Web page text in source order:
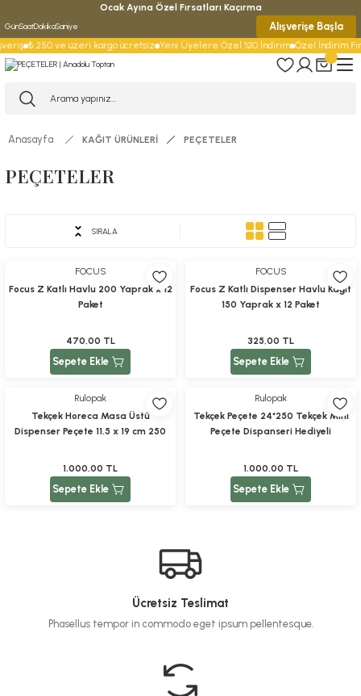
Ocak Ayına Özel Fırsatları Kaçırma
GünSaatDakikaSaniye Alışverişe Başla
₺ 250 ve üzeri kargo ücretsiz Yeni Üyelere Özel %10 İndirim Özel İndirim
Anasayfa KAĞIT ÜRÜNLERİ PEÇETELER
PEÇETELER
SIRALA
FOCUS
Focus Z Katlı Havlu 200 Yaprak x 12
Paket
470,00 TL
Sepete Ekle
FOCUS
Focus Z Katlı Dispenser Havlu Kağıt
150 Yaprak x 12 Paket
325,00 TL
Sepete Ekle
Rulopak
Tekçek Horeca Masa Üstü
Dispenser Peçete 11.5 x 19 cm 250
1.000,00 TL
Sepete Ekle
Rulopak
Tekçek Peçete 24*250 Tekçek Mini
Peçete Dispanseri Hediyeli
1.000,00 TL
Sepete Ekle
Ücretsiz Teslimat
Phasellus tempor in commodo eget ipsum pellentesque.